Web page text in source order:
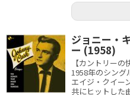
ジョニー・
ー (1958)
【カントリー
1958年のシング
エイジ・クイー
共にヒットした